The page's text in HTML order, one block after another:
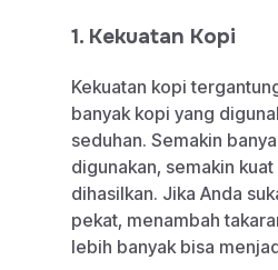
1. Kekuatan Kopi
Kekuatan kopi
banyak kopi yang
seduhan. Semakin
digunakan, semakin kuat
dihasilkan. Jika Anda
pekat, menambah
lebih banyak bisa